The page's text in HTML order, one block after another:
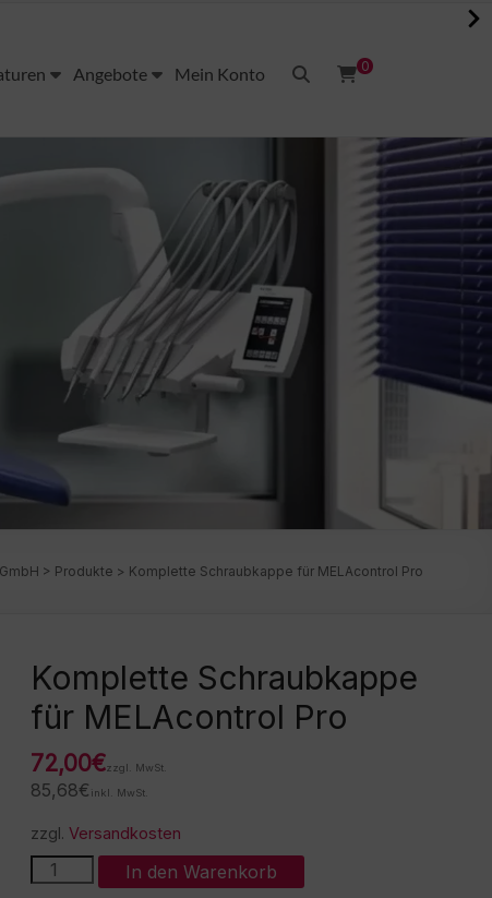
0
Angebote Mein Konto
> Produkte > Komplette Schraubkappe für MELAcontrol Pro
Komplette Schraubkappe
für MELAcontrol Pro
72,00€zzgl. MwSt.
85,68€ inkl. MwSt.
zzgl. Versandkosten
Komplette
Schraubkappe
In den Warenkorb